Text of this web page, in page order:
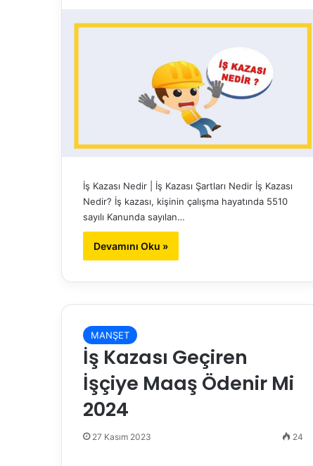
İş Kazası Nedir | İş Kazası Şartları Nedir İş Kazası
Nedir? İş kazası, kişinin çalışma hayatında 5510
sayılı Kanunda sayılan…
Devamını Oku »
MANŞET
İş Kazası Geçiren
İşçiye Maaş Ödenir Mi
2024
27 Kasım 2023 24